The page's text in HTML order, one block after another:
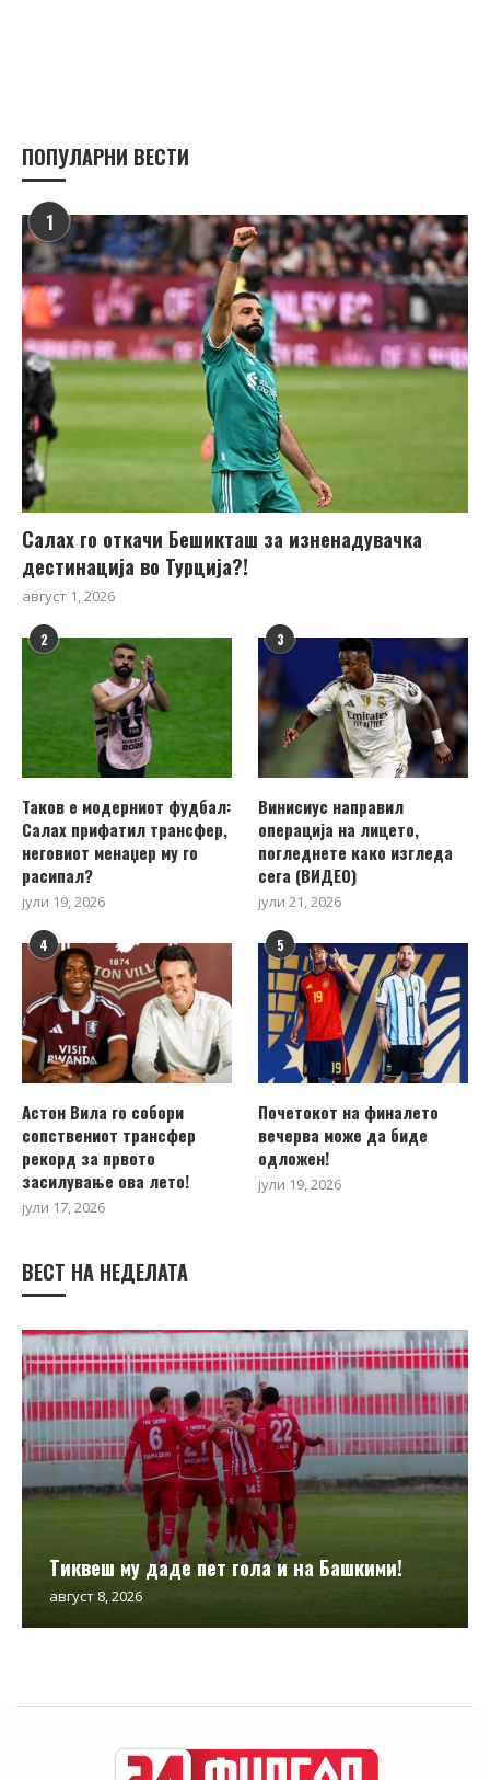
ПОПУЛАРНИ ВЕСТИ
1
Салах го откачи Бешикташ за изненадувачка
дестинација во Турција?!
август 1, 2026
2
Таков е модерниот фудбал:
Салах прифатил трансфер,
неговиот менаџер му го
расипал?
јули 19, 2026
3
Винисиус направил
операција на лицето,
погледнете како изгледа
сега (ВИДЕО)
јули 21, 2026
4
Астон Вила го собори
сопствениот трансфер
рекорд за првото
засилување ова лето!
јули 17, 2026
5
Почетокот на финалето
вечерва може да биде
одложен!
јули 19, 2026
ВЕСТ НА НЕДЕЛАТА
Тиквеш му даде пет гола и на Башкими!
август 8, 2026